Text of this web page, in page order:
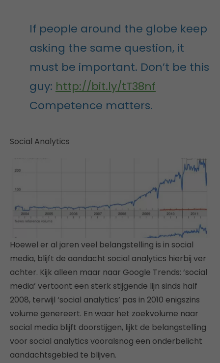
If people around the globe keep
asking the same question, it
must be important. Don’t be this
guy: http://bit.ly/tT38nf
Competence matters.
Social Analytics
Hoewel er al jaren veel belangstelling is in social
media, blijft de aandacht social analytics hierbij ver
achter. Kijk alleen maar naar Google Trends: ‘social
media’ vertoont een sterk stijgende lijn sinds half
2008, terwijl ‘social analytics’ pas in 2010 enigszins
volume genereert. En waar het zoekvolume naar
social media blijft doorstijgen, lijkt de belangstelling
voor social analytics vooralsnog een onderbelicht
aandachtsgebied te blijven.